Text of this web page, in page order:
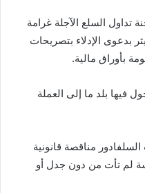
تداول السلع الآجلة غرامة
بدعوى الإدلاء بتصريحات
بأوراق مالية.
فيها بلد ما إلى العملة
مناقصة قانونية
لم تأت من دون جدل أو